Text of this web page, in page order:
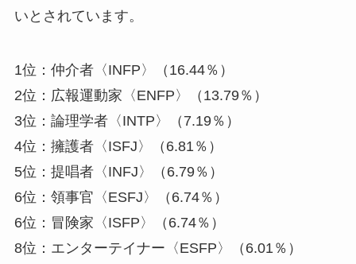
いとされています。
1位：仲介者〈INFP〉（16.44％）
2位：広報運動家〈ENFP〉（13.79％）
3位：論理学者〈INTP〉（7.19％）
4位：擁護者〈ISFJ〉（6.81％）
5位：提唱者〈INFJ〉（6.79％）
6位：領事官〈ESFJ〉（6.74％）
6位：冒険家〈ISFP〉（6.74％）
8位：エンターテイナー〈ESFP〉（6.01％）